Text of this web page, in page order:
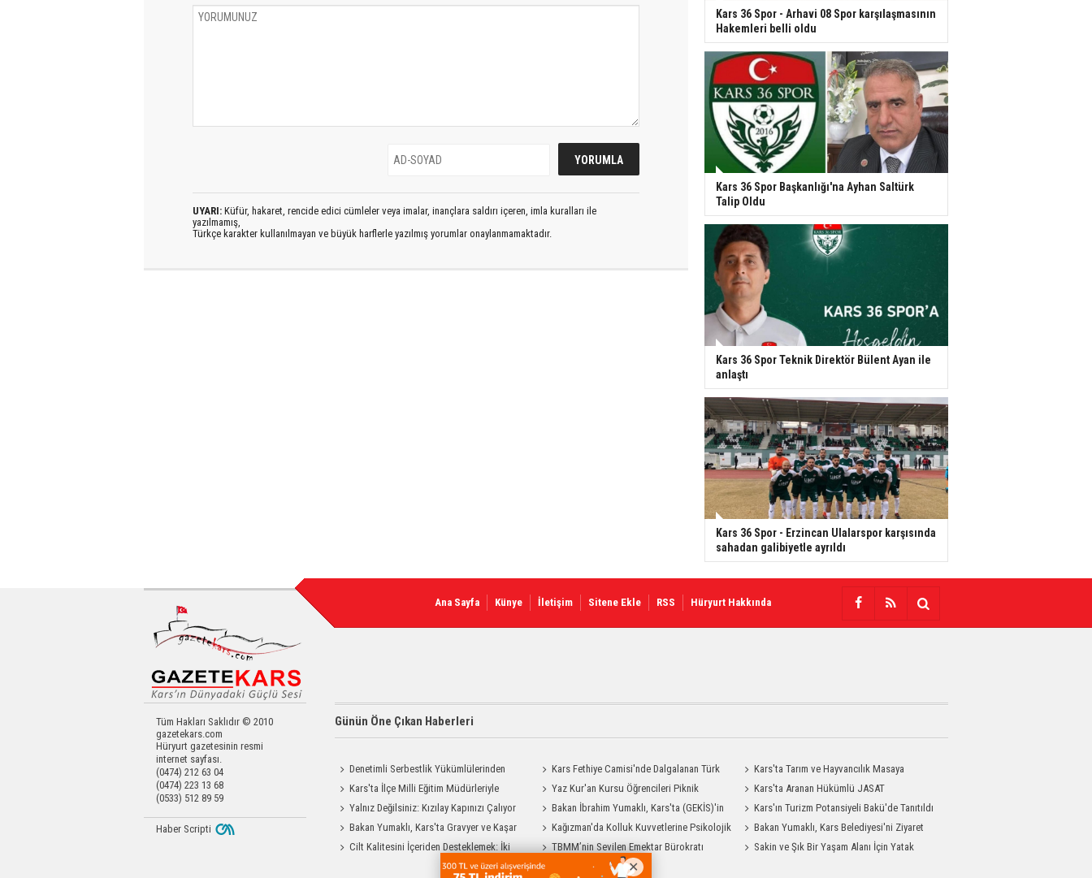
UYARI: Küfür, hakaret, rencide edici cümleler veya imalar, inançlara saldırı içeren, imla kuralları ile
yazılmamış,
Türkçe karakter kullanılmayan ve büyük harflerle yazılmış yorumlar onaylanmamaktadır.
Kars 36 Spor - Arhavi 08 Spor karşılaşmasının
Hakemleri belli oldu
Kars 36 Spor Başkanlığı'na Ayhan Saltürk
Talip Oldu
Kars 36 Spor Teknik Direktör Bülent Ayan ile
anlaştı
Kars 36 Spor - Erzincan Ulalarspor karşısında
sahadan galibiyetle ayrıldı
Ana Sayfa Künye İletişim Sitene Ekle RSS Hüryurt Hakkında
Tüm Hakları Saklıdır © 2010
gazetekars.com
Hüryurt gazetesinin resmi
internet sayfası.
(0474) 212 63 04
(0474) 223 13 68
(0533) 512 89 59
Günün Öne Çıkan Haberleri
Denetimli Serbestlik Yükümlülerinden
Okula Temizlik Desteği
Kars Fethiye Camisi'nde Dalgalanan Türk
Bayrağı Görenlerin Beğenisini Topladı
Kars'ta Tarım ve Hayvancılık Masaya
Yatırıldı
Kars'ta İlçe Milli Eğitim Müdürleriyle
Değerlendirme Toplantısı
Yaz Kur'an Kursu Öğrencileri Piknik
Coşkusu Yaşadı
Kars'ta Aranan Hükümlü JASAT
Operasyonuyla Yakalandı
Yalnız Değilsiniz: Kızılay Kapınızı Çalıyor
Bakan İbrahim Yumaklı, Kars'ta (GEKİS)'in
ilk uygulamasını başlattı
Kars'ın Turizm Potansiyeli Bakü'de Tanıtıldı
Bakan Yumaklı, Kars'ta Gravyer ve Kaşar
Üretim Tesisini Ziyaret Etti
Kağızman'da Kolluk Kuvvetlerine Psikolojik
İlk Yardım Eğitimi
Bakan Yumaklı, Kars Belediyesi'ni Ziyaret
Etti
Cilt Kalitesini İçeriden Desteklemek: İki
Enjeksiyon Uygulamasının Karşılaştırması
TBMM’nin Sevilen Emektar Bürokratı
Durdağı Yıldırım’ın Acı Günü
Sakin ve Şık Bir Yaşam Alanı İçin Yatak
Haber Scripti